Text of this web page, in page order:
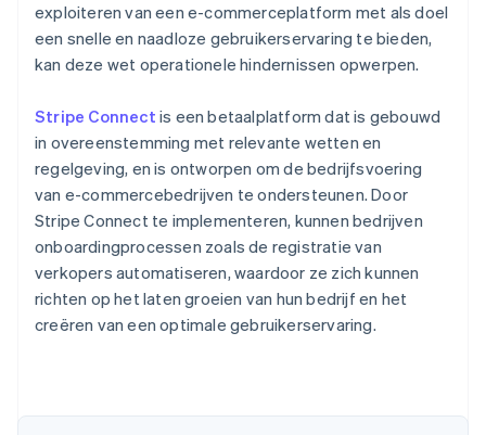
exploiteren van een e-commerceplatform met als doel
een snelle en naadloze gebruikerservaring te bieden,
kan deze wet operationele hindernissen opwerpen.
Stripe Connect is een betaalplatform dat is gebouwd
in overeenstemming met relevante wetten en
regelgeving, en is ontworpen om de bedrijfsvoering
van e-commercebedrijven te ondersteunen. Door
Stripe Connect te implementeren, kunnen bedrijven
onboardingprocessen zoals de registratie van
verkopers automatiseren, waardoor ze zich kunnen
richten op het laten groeien van hun bedrijf en het
creëren van een optimale gebruikerservaring.
België